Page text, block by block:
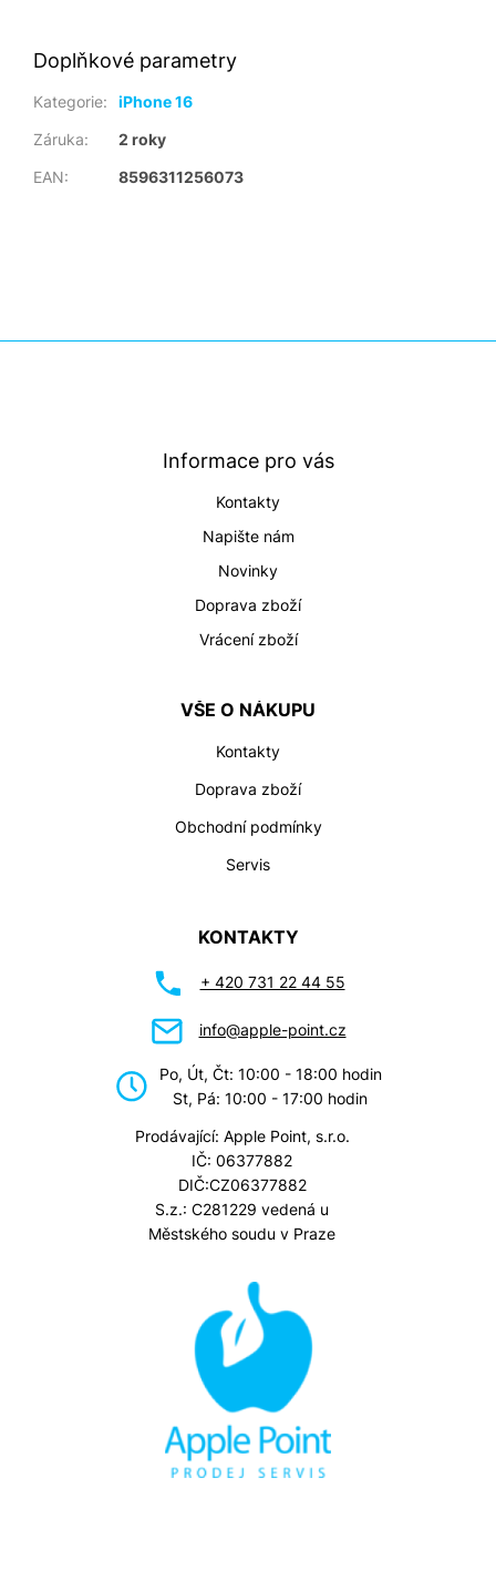
Doplňkové parametry
Kategorie:
iPhone 16
Záruka:
2 roky
EAN: 8596311256073
Informace pro vás
Kontakty
Napište nám
Novinky
Doprava zboží
Vrácení zboží
VŠE O NÁKUPU
Kontakty
Doprava zboží
Obchodní podmínky
Servis
KONTAKTY
+ 420 731 22 44 55
info@apple-point.cz
Po, Út, Čt: 10:00 - 18:00 hodin
St, Pá: 10:00 - 17:00 hodin
Prodávající: Apple Point, s.r.o.
IČ: 06377882
DIČ:CZ06377882
S.z.: C281229 vedená u
Městského soudu v Praze